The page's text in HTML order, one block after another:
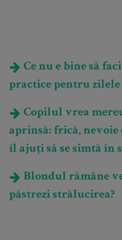
Ce nu e bine să
practice pentru
Copilul vrea
aprinsă: frică, nevoie
îl ajuți să se simtă în
Blondul rămâne
păstrezi strălucirea?